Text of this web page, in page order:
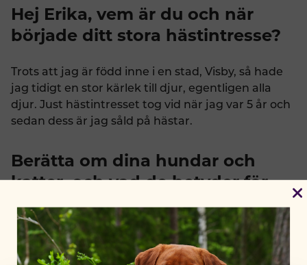
Hej Erika, vem är du och när
började ditt stora hästintresse?
Trots att jag är född inne i en stad, Visby, så hade
jag tidigt en stor kärlek till djur, egentligen alla
djur. Just hästintresset tog vid när jag var 5 år och
sedan dess är jag såld på hästar.
Berätta om dina hundar och
katter, och vad de betyder för
dig?
Idag har vi våra två hundar, golden retrievern Nala
och hennes dotter Nova. Våra katter, Lejon och